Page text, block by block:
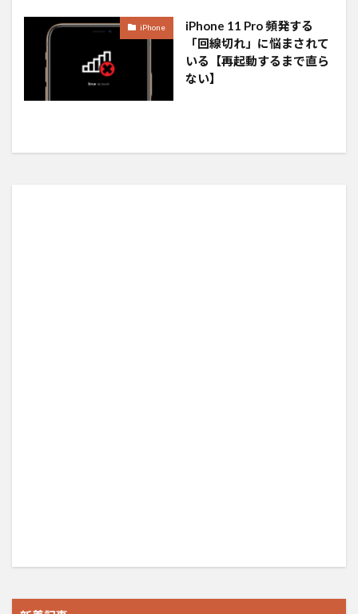
iPhone
iPhone 11 Pro 頻発する
「回線切れ」に悩まされて
いる【再起動するまで直ら
ない】